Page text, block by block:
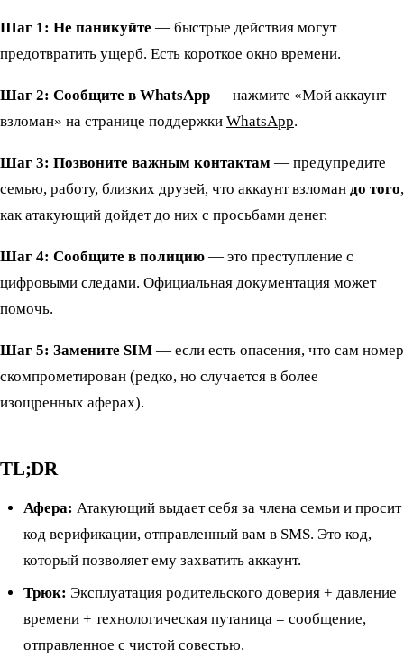
Шаг 1: Не паникуйте — быстрые действия могут
предотвратить ущерб. Есть короткое окно времени.
Шаг 2: Сообщите в WhatsApp — нажмите «Мой аккаунт
взломан» на странице поддержки WhatsApp.
Шаг 3: Позвоните важным контактам — предупредите
семью, работу, близких друзей, что аккаунт взломан до того,
как атакующий дойдет до них с просьбами денег.
Шаг 4: Сообщите в полицию — это преступление с
цифровыми следами. Официальная документация может
помочь.
Шаг 5: Замените SIM — если есть опасения, что сам номер
скомпрометирован (редко, но случается в более
изощренных аферах).
TL;DR
Афера: Атакующий выдает себя за члена семьи и просит
код верификации, отправленный вам в SMS. Это код,
который позволяет ему захватить аккаунт.
Трюк: Эксплуатация родительского доверия + давление
времени + технологическая путаница = сообщение,
отправленное с чистой совестью.